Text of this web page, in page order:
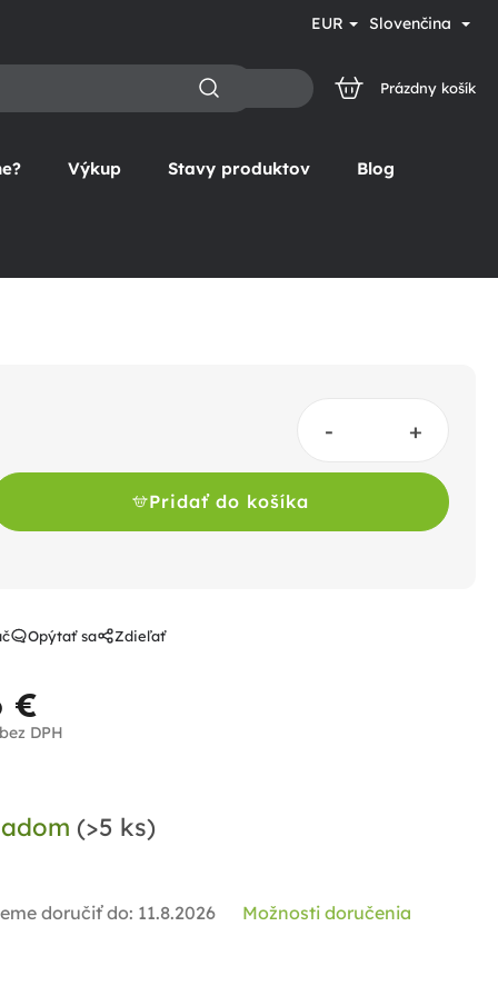
EUR Slovenčina
NÁKUPNÝ
Prázdny košík
Výkup Stavy produktov Blog
€
DPH
(>5 ks)
doručiť do: 11.8.2026 Možnosti doručenia
Pridať do košíka
Opýtať sa Zdieľať